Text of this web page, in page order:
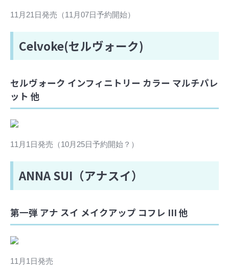
11月21日発売（11月07日予約開始）
Celvoke(セルヴォーク)
セルヴォーク インフィニトリー カラー マルチパレ
ット 他
11月1日発売（10月25日予約開始？）
ANNA SUI（アナスイ）
第一弾 アナ スイ メイクアップ コフレ III 他
11月1日発売